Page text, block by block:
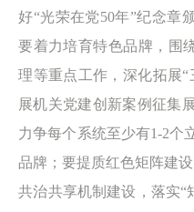
好“光荣在党50年”纪念章
要着力培育特色品牌，围
理等重点工作，深化拓展
展机关党建创新案例征集
力争每个系统至少有1-2个
品牌；要提质红色矩阵建
共治共享机制建设，落实“